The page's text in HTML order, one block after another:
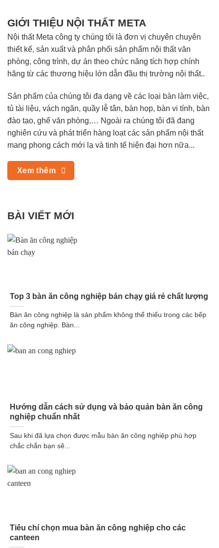
GIỚI THIỆU NỘI THẤT META
Nội thất Meta công ty chúng tôi là đơn vị chuyên chuyên
thiết kế, sản xuất và phân phối sản phẩm nội thất văn
phòng, công trình, dự án theo chức năng tích hợp chính
hãng từ các thương hiệu lớn dẫn đầu thị trường nội thất..
Sản phẩm của chúng tôi đa dạng về các loại bàn làm việc,
tủ tài liệu, vách ngăn, quầy lễ tân, bàn họp, bàn vi tính, bàn
đào tạo, ghế văn phòng,… Ngoài ra chúng tôi đã đang
nghiên cứu và phát triển hàng loạt các sản phẩm nội thất
mang phong cách mới lạ và tinh tế hiện đại hơn nữa...
Xem thêm
BÀI VIẾT MỚI
Top 3 bàn ăn công nghiệp bán chạy giá rẻ chất lượng
Bàn ăn công nghiệp là sản phẩm không thể thiếu trong các bếp
ăn công nghiệp. Bàn...
Hướng dẫn cách sử dụng và bảo quản bàn ăn công
nghiệp chuẩn nhất
Sau khi đã lựa chọn được mẫu bàn ăn công nghiệp phù hợp
chắc chắn bạn sẽ...
Tiêu chí chọn mua bàn ăn công nghiệp cho các
canteen